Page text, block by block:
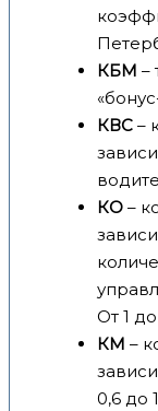
КБМ –
КВС –
КО –
От 1 до
КМ –
0,6 до